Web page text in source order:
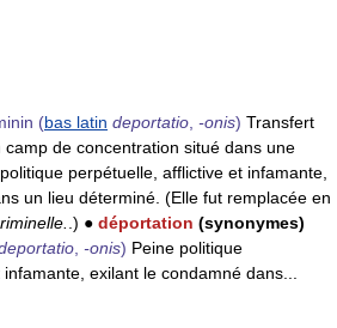
(bas latin deportatio -onis) Transfert
de concentration situé dans une
perpétuelle, afflictive et infamante,
un lieu déterminé. (Elle fut remplacée en
.) ● déportation (synonymes)
-onis) Peine politique
exilant le condamné dans...